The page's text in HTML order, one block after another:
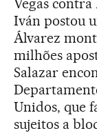
Vegas
Iván postou
Álvarez
milhões
Salazar
Unidos, que
sujeitos a